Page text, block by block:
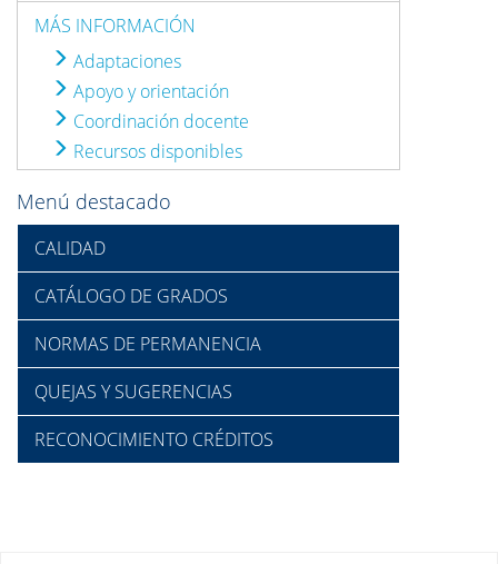
MÁS INFORMACIÓN
Adaptaciones
Apoyo y orientación
Coordinación docente
Recursos disponibles
Menú destacado
CALIDAD
CATÁLOGO DE GRADOS
NORMAS DE PERMANENCIA
QUEJAS Y SUGERENCIAS
RECONOCIMIENTO CRÉDITOS